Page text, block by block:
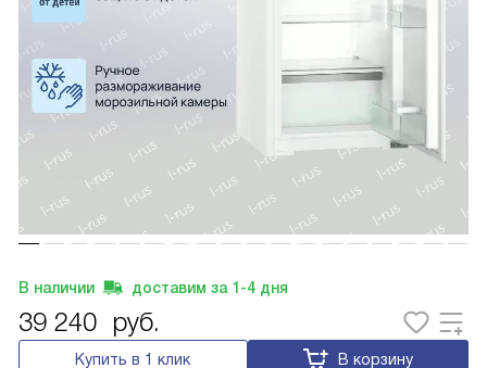
В наличии доставим за 1-4 дня
39 240 руб.
Купить в 1 клик
В корзину